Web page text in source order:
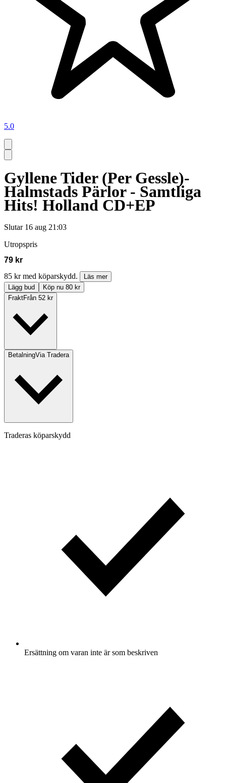
5.0
Gyllene Tider (Per Gessle)-
Halmstads Pärlor - Samtliga
Hits! Holland CD+EP
Slutar 16 aug 21:03
Utropspris
79 kr
85 kr med köparskydd.
Läs mer
Lägg bud
Köp nu 80 kr
FraktFrån 52 kr
BetalningVia Tradera
Traderas köparskydd
Ersättning om varan inte är som beskriven